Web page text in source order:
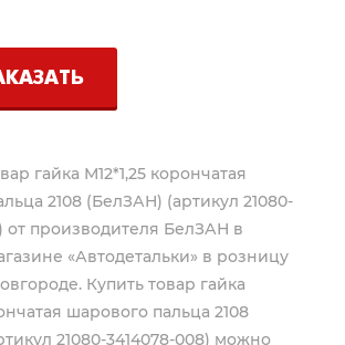
гайка М12*1,25 корончатая
2108 (БелЗАН) (артикул 21080-
от производителя БелЗАН в
«Автодетальки» в розницу
Купить товар гайка
шарового пальца 2108
21080-3414078-008) можно